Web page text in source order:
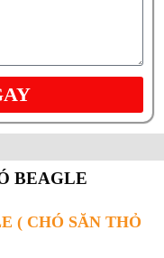
BEAGLE
( CHÓ SĂN THỎ